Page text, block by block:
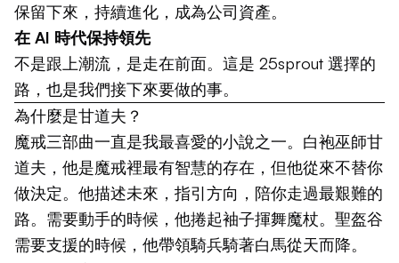
保留下來，持續進化，成為公司資產。
在 AI 時代保持領先
不是跟上潮流，是走在前面。這是 25sprout 選擇的
路，也是我們接下來要做的事。
為什麼是甘道夫？
魔戒三部曲一直是我最喜愛的小說之一。白袍巫師甘
道夫，他是魔戒裡最有智慧的存在，但他從來不替你
做決定。他描述未來，指引方向，陪你走過最艱難的
路。需要動手的時候，他捲起袖子揮舞魔杖。聖盔谷
需要支援的時候，他帶領騎兵騎著白馬從天而降。